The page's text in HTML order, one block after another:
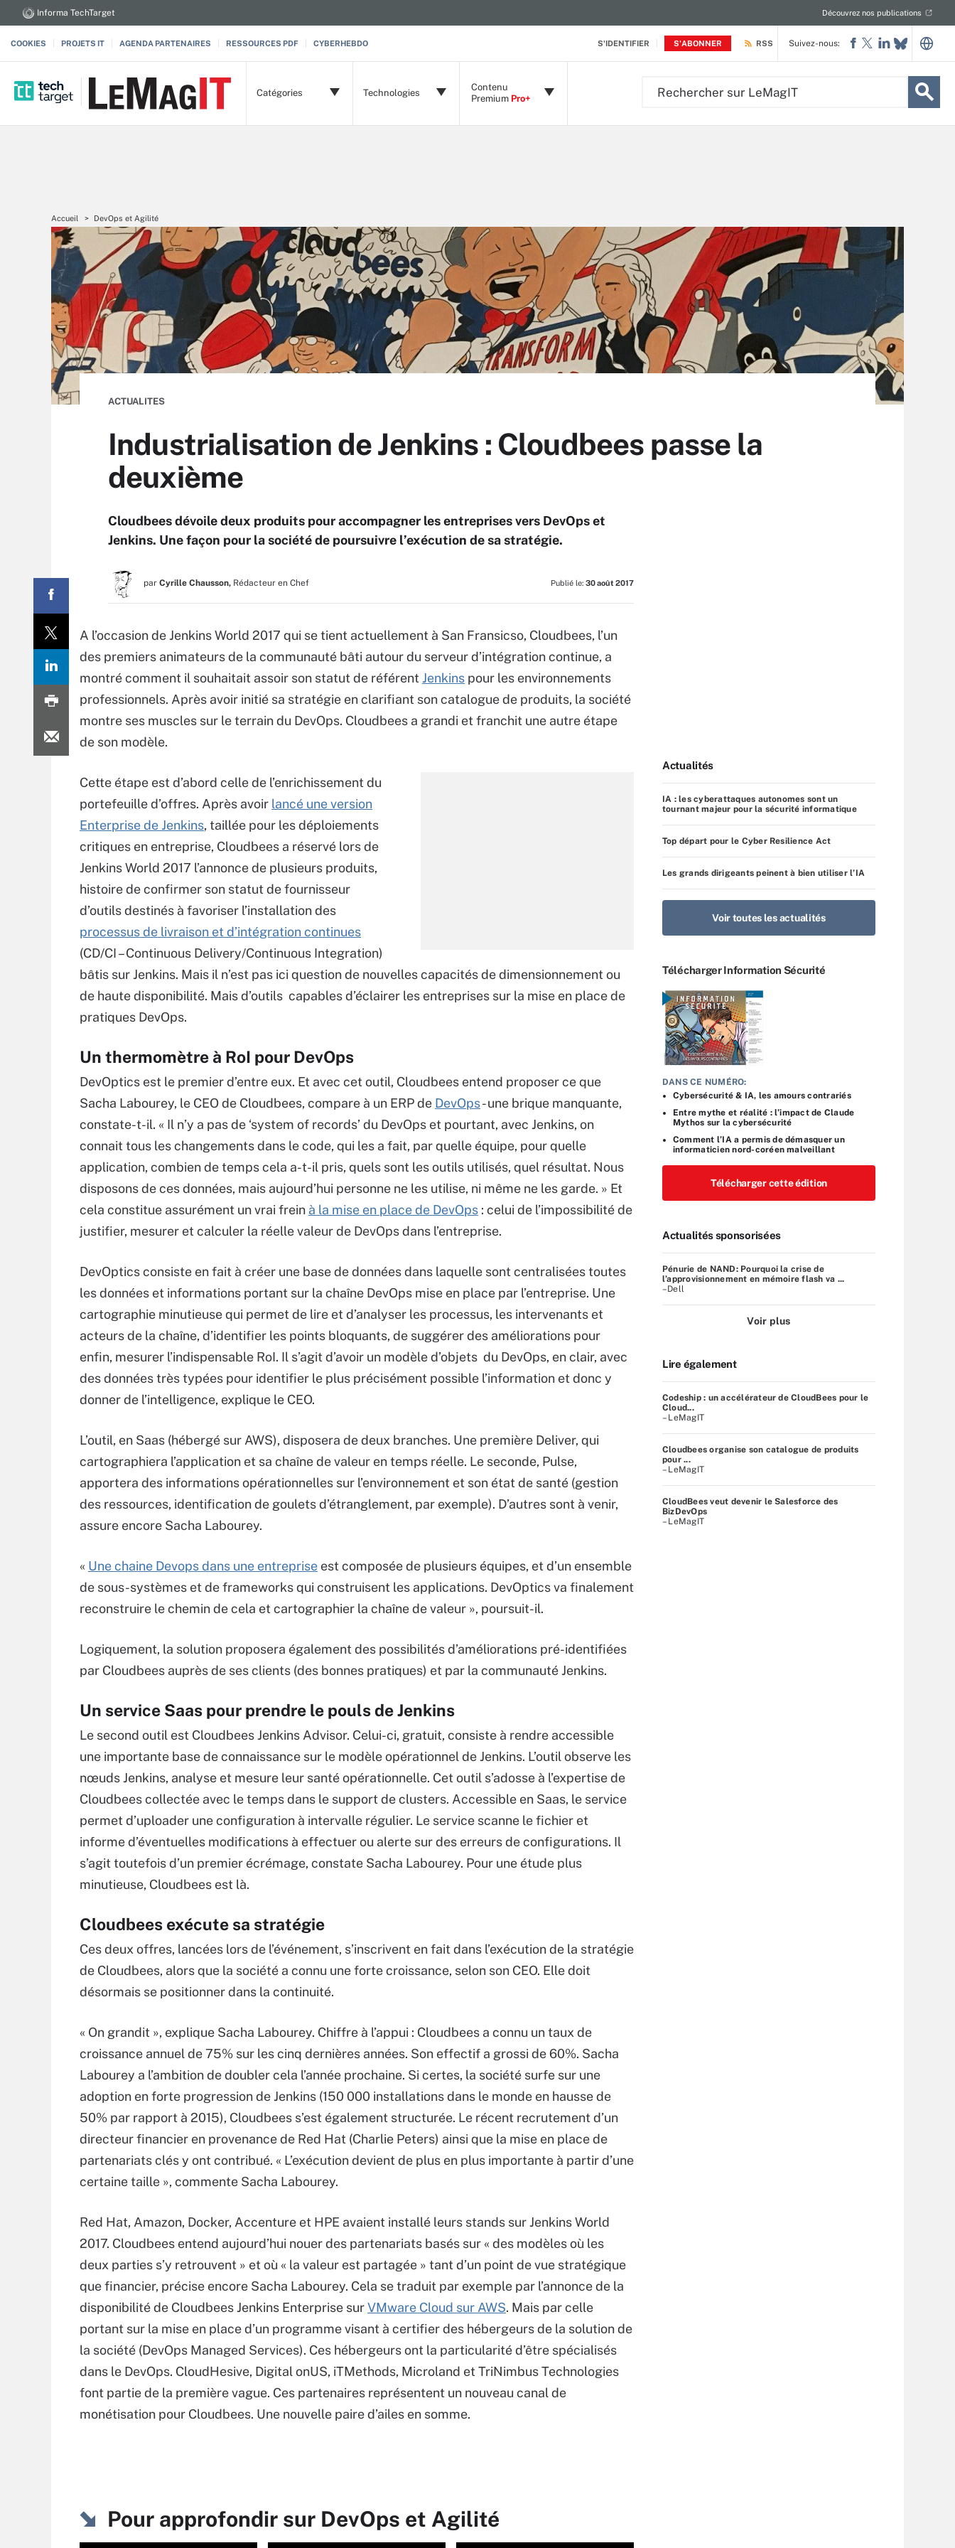
S'IDENTIFIER S'ABONNER
Informa TechTarget Découvrez nos publications
COOKIES PROJETS IT AGENDA PARTENAIRES RESSOURCES PDF CYBERHEBDO RSS
Catégories Technologies
Contenu
Premium Pro+
Suivez-nous:
Accueil DevOps et Agilité
ACTUALITES
Industrialisation de Jenkins : Cloudbees passe la
deuxième
Cloudbees dévoile deux produits pour accompagner les entreprises vers DevOps et
Jenkins. Une façon pour la société de poursuivre l’exécution de sa stratégie.
par Cyrille Chausson, Rédacteur en Chef Publié le: 30 août 2017
A l’occasion de Jenkins World 2017 qui se tient actuellement à San Fransicso, Cloudbees, l’un
des premiers animateurs de la communauté bâti autour du serveur d’intégration continue, a
montré comment il souhaitait assoir son statut de référent Jenkins pour les environnements
professionnels. Après avoir initié sa stratégie en clarifiant son catalogue de produits, la société
montre ses muscles sur le terrain du DevOps. Cloudbees a grandi et franchit une autre étape
de son modèle.
Cette étape est d’abord celle de l’enrichissement du
portefeuille d’offres. Après avoir lancé une version
Enterprise de Jenkins, taillée pour les déploiements
critiques en entreprise, Cloudbees a réservé lors de
Jenkins World 2017 l’annonce de plusieurs produits,
histoire de confirmer son statut de fournisseur
d’outils destinés à favoriser l’installation des
processus de livraison et d’intégration continues
(CD/CI – Continuous Delivery/Continuous Integration)
bâtis sur Jenkins. Mais il n’est pas ici question de nouvelles capacités de dimensionnement ou
de haute disponibilité. Mais d’outils capables d’éclairer les entreprises sur la mise en place de
pratiques DevOps.
Un thermomètre à RoI pour DevOps
DevOptics est le premier d’entre eux. Et avec cet outil, Cloudbees entend proposer ce que
Sacha Labourey, le CEO de Cloudbees, compare à un ERP de DevOps- une brique manquante,
constate-t-il. « Il n’y a pas de ‘system of records’ du DevOps et pourtant, avec Jenkins, on
connait tous les changements dans le code, qui les a fait, par quelle équipe, pour quelle
application, combien de temps cela a-t-il pris, quels sont les outils utilisés, quel résultat. Nous
disposons de ces données, mais aujourd’hui personne ne les utilise, ni même ne les garde. » Et
cela constitue assurément un vrai frein à la mise en place de DevOps : celui de l’impossibilité de
justifier, mesurer et calculer la réelle valeur de DevOps dans l’entreprise.
DevOptics consiste en fait à créer une base de données dans laquelle sont centralisées toutes
les données et informations portant sur la chaîne DevOps mise en place par l’entreprise. Une
cartographie minutieuse qui permet de lire et d’analyser les processus, les intervenants et
acteurs de la chaîne, d’identifier les points bloquants, de suggérer des améliorations pour
enfin, mesurer l’indispensable RoI. Il s’agit d’avoir un modèle d’objets du DevOps, en clair, avec
des données très typées pour identifier le plus précisément possible l’information et donc y
donner de l’intelligence, explique le CEO.
L’outil, en Saas (hébergé sur AWS), disposera de deux branches. Une première Deliver, qui
cartographiera l’application et sa chaîne de valeur en temps réelle. Le seconde, Pulse,
apportera des informations opérationnelles sur l’environnement et son état de santé (gestion
des ressources, identification de goulets d’étranglement, par exemple). D’autres sont à venir,
assure encore Sacha Labourey.
« Une chaine Devops dans une entreprise est composée de plusieurs équipes, et d’un ensemble
de sous-systèmes et de frameworks qui construisent les applications. DevOptics va finalement
reconstruire le chemin de cela et cartographier la chaîne de valeur », poursuit-il.
Logiquement, la solution proposera également des possibilités d’améliorations pré-identifiées
par Cloudbees auprès de ses clients (des bonnes pratiques) et par la communauté Jenkins.
Un service Saas pour prendre le pouls de Jenkins
Le second outil est Cloudbees Jenkins Advisor. Celui-ci, gratuit, consiste à rendre accessible
une importante base de connaissance sur le modèle opérationnel de Jenkins. L’outil observe les
nœuds Jenkins, analyse et mesure leur santé opérationnelle. Cet outil s’adosse à l’expertise de
Cloudbees collectée avec le temps dans le support de clusters. Accessible en Saas, le service
permet d’uploader une configuration à intervalle régulier. Le service scanne le fichier et
informe d’éventuelles modifications à effectuer ou alerte sur des erreurs de configurations. Il
s’agit toutefois d’un premier écrémage, constate Sacha Labourey. Pour une étude plus
minutieuse, Cloudbees est là.
Cloudbees exécute sa stratégie
Ces deux offres, lancées lors de l’événement, s’inscrivent en fait dans l’exécution de la stratégie
de Cloudbees, alors que la société a connu une forte croissance, selon son CEO. Elle doit
désormais se positionner dans la continuité.
« On grandit », explique Sacha Labourey. Chiffre à l’appui : Cloudbees a connu un taux de
croissance annuel de 75% sur les cinq dernières années. Son effectif a grossi de 60%. Sacha
Labourey a l’ambition de doubler cela l’année prochaine. Si certes, la société surfe sur une
adoption en forte progression de Jenkins (150 000 installations dans le monde en hausse de
50% par rapport à 2015), Cloudbees s’est également structurée. Le récent recrutement d’un
directeur financier en provenance de Red Hat (Charlie Peters) ainsi que la mise en place de
partenariats clés y ont contribué. « L’exécution devient de plus en plus importante à partir d’une
certaine taille », commente Sacha Labourey.
Red Hat, Amazon, Docker, Accenture et HPE avaient installé leurs stands sur Jenkins World
2017. Cloudbees entend aujourd’hui nouer des partenariats basés sur « des modèles où les
deux parties s’y retrouvent » et où « la valeur est partagée » tant d’un point de vue stratégique
que financier, précise encore Sacha Labourey. Cela se traduit par exemple par l’annonce de la
disponibilité de Cloudbees Jenkins Enterprise surVMware Cloud sur AWS. Mais par celle
portant sur la mise en place d’un programme visant à certifier des hébergeurs de la solution de
la société (DevOps Managed Services). Ces hébergeurs ont la particularité d’être spécialisés
dans le DevOps. CloudHesive, Digital onUS, iTMethods, Microland et TriNimbus Technologies
font partie de la première vague. Ces partenaires représentent un nouveau canal de
monétisation pour Cloudbees. Une nouvelle paire d’ailes en somme.
Pour approfondir sur DevOps et Agilité
Actualités
IA : les cyberattaques autonomes sont un
tournant majeur pour la sécurité informatique
Top départ pour le Cyber Resilience Act
Les grands dirigeants peinent à bien utiliser l’IA
Voir toutes les actualités
Télécharger Information Sécurité
DANS CE NUMÉRO:
Cybersécurité & IA, les amours contrariés
Entre mythe et réalité : l’impact de Claude
Mythos sur la cybersécurité
Comment l’IA a permis de démasquer un
informaticien nord-coréen malveillant
Télécharger cette édition
Actualités sponsorisées
Pénurie de NAND: Pourquoi la crise de
l’approvisionnement en mémoire flash va ...
–Dell
Voir plus
Lire également
Codeship : un accélérateur de CloudBees pour le
Cloud...
– LeMagIT
Cloudbees organise son catalogue de produits
pour ...
– LeMagIT
CloudBees veut devenir le Salesforce des
BizDevOps
– LeMagIT